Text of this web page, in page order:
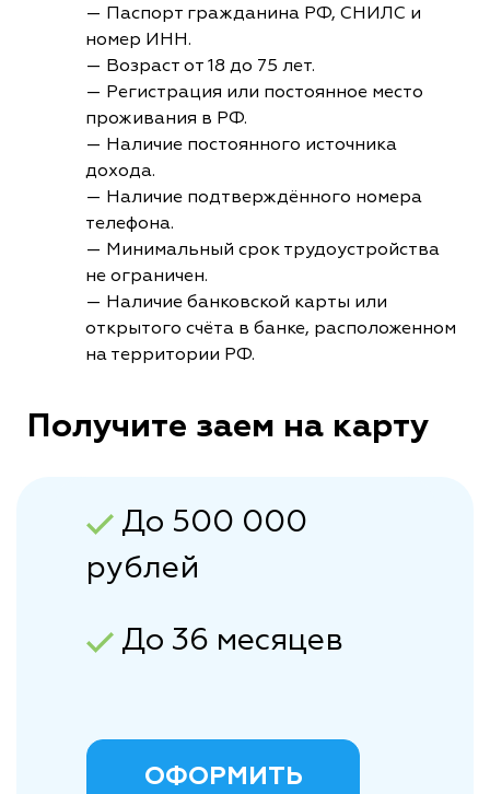
— Паспорт гражданина РФ, СНИЛС и
номер ИНН.
— Возраст от 18 до 75 лет.
— Регистрация или постоянное место
проживания в РФ.
— Наличие постоянного источника
дохода.
— Наличие подтверждённого номера
телефона.
— Минимальный срок трудоустройства
не ограничен.
— Наличие банковской карты или
открытого счёта в банке, расположенном
на территории РФ.
Получите заем на карту
До 500 000
рублей
До 36 месяцев
ОФОРМИТЬ